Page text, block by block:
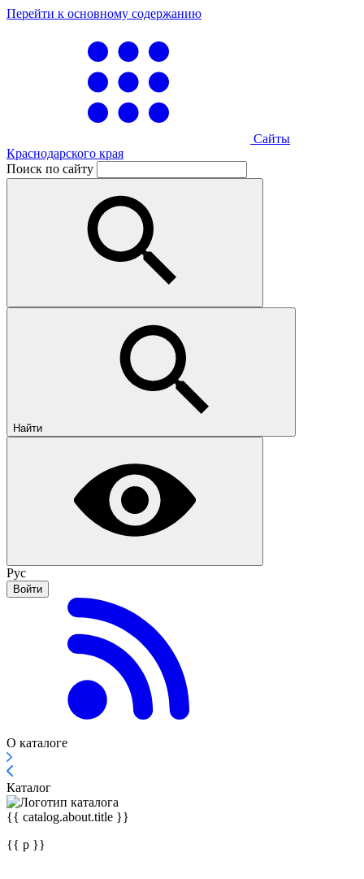
Перейти к основному содержанию
Сайты
Краснодарского края
Поиск по сайту
Найти
Рус
Войти
О каталоге
Каталог
{{ catalog.about.title }}
{{ p }}